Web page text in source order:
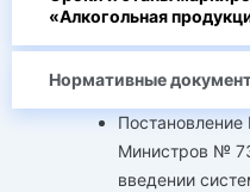
«Алкогольная
Нормативные
Постановление
Министров №
введении